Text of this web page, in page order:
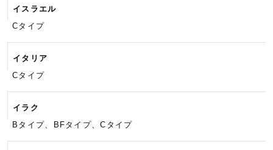
イスラエル
Cタイプ
イタリア
Cタイプ
イラク
Bタイプ、BFタイプ、Cタイプ